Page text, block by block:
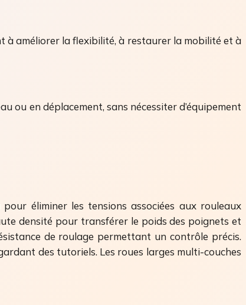
à améliorer la flexibilité, à restaurer la mobilité et à
ou en déplacement, sans nécessiter d’équipement
éliminer les tensions associées aux rouleaux
densité pour transférer le poids des poignets et
de roulage permettant un contrôle précis.
des tutoriels. Les roues larges multi-couches